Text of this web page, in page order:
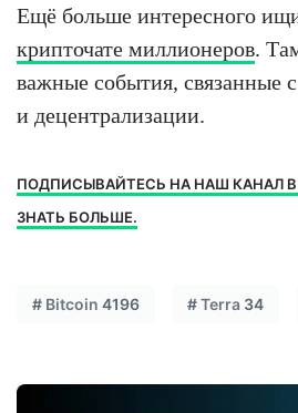
Ещё больше интересного
крипточате миллионеров.
важные события, связанные
и децентрализации.
ПОДПИСЫВАЙТЕСЬ НА НАШ КАНАЛ В
ЗНАТЬ БОЛЬШЕ.
# Bitcoin 4196 #Terra 34